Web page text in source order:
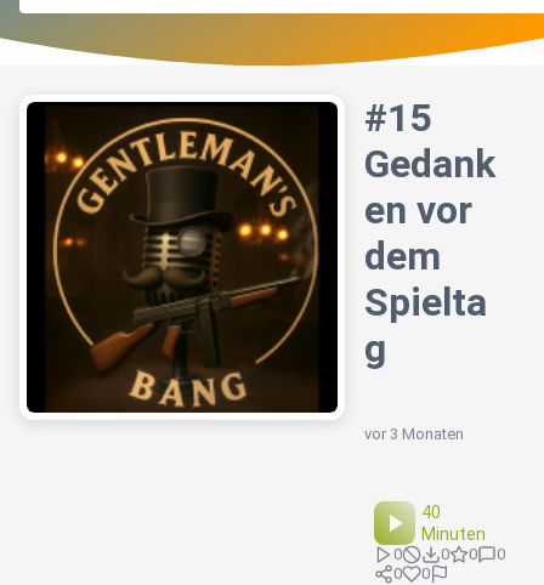
#15
Gedank
en vor
dem
Spielta
g
vor 3 Monaten
40
Minuten
0 0 0
0
0
0